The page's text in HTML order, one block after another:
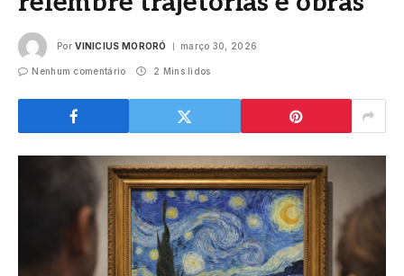
Por VINICIUS MORORÓ março 30, 2026
Nenhum comentário 2 Mins lidos